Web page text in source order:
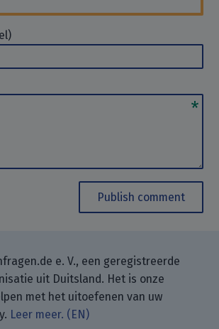
Publish comment
e. V., een geregistreerde
uit Duitsland. Het is onze
met het uitoefenen van uw
Leer meer. (EN)